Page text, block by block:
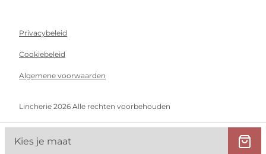
Kies je maat
Privacybeleid
Cookiebeleid
Algemene voorwaarden
Lincherie 2026 Alle rechten voorbehouden